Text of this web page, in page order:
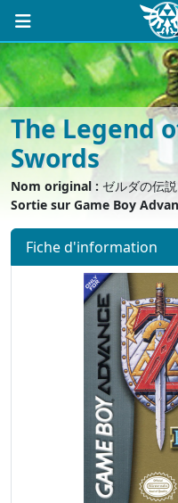
The Legend
Swords
Nom original : ゼルダの伝
Sortie sur Game Boy
Fiche d'information